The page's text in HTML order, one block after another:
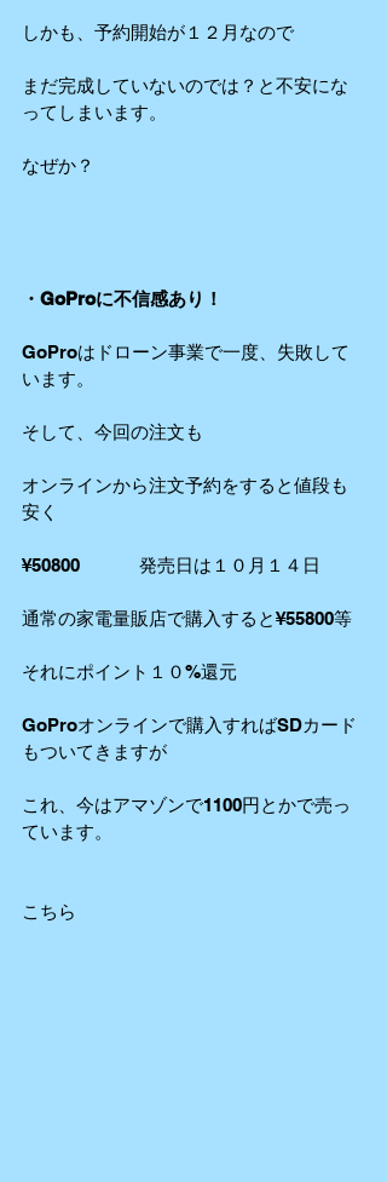
しかも、予約開始が１２月なので
まだ完成していないのでは？と不安にな
ってしまいます。
なぜか？
・GoProに不信感あり！
GoProはドローン事業で一度、失敗して
います。
そして、今回の注文も
オンラインから注文予約をすると値段も
安く
¥50800 　　　発売日は１０月１４日
通常の家電量販店で購入すると¥55800等
それにポイント１０%還元
GoProオンラインで購入すればSDカード
もついてきますが
これ、今はアマゾンで1100円とかで売っ
ています。
こちら